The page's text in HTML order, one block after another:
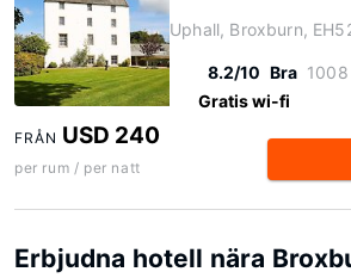
Uphall, Broxburn,
8.2/10 Bra
Gratis wi-fi
FRÅN USD 240
per rum / per natt
Erbjudna hotell nära